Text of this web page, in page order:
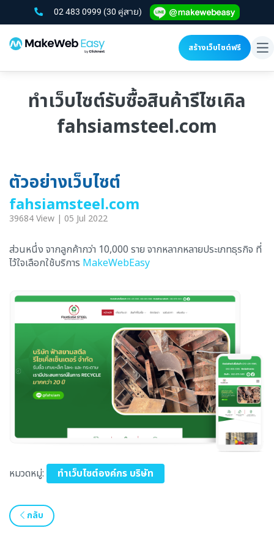
02 483 0999 (30 คู่สาย)
สร้างเว็บไซต์ฟรี
ทำเว็บไซต์รับซื้อสินค้ารีไซเคิล
fahsiamsteel.com
ตัวอย่างเว็บไซต์
fahsiamsteel.com
39684 View | 05 Jul 2022
ส่วนหนึ่ง จากลูกค้ากว่า 10,000 ราย จากหลากหลายประเภทธุรกิจ ที่
ไว้ใจเลือกใช้บริการ MakeWebEasy
หมวดหมู่: ทำเว็บไซต์องค์กร บริษัท
กลับ